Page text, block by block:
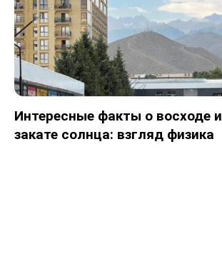
Интересные факты о восходе и
закате солнца: взгляд физика